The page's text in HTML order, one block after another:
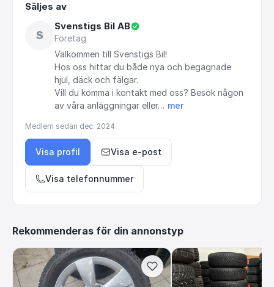
Säljes av
S
Svenstigs Bil AB
Företag
Välkommen till Svenstigs Bil!
Hos oss hittar du både nya och begagnade
hjul, däck och fälgar.
Vill du komma i kontakt med oss? Besök någon
av våra anläggningar eller… mer
Medlem sedan dec. 2024
Visa profil Visa e-post
Visa telefonnummer
Rekommenderas för din annonstyp